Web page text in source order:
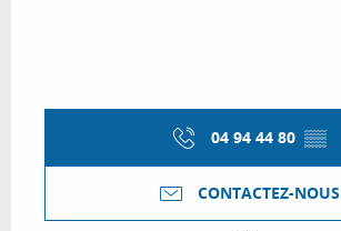
04 94 44 80 ▒▒
CONTACTEZ-NOUS